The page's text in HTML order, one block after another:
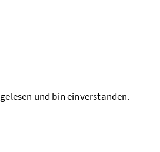
gelesen und bin einverstanden.